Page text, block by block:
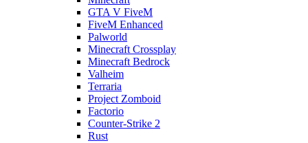
GTA V FiveM
FiveM Enhanced
Palworld
Minecraft Crossplay
Minecraft Bedrock
Valheim
Terraria
Project Zomboid
Factorio
Counter-Strike 2
Rust